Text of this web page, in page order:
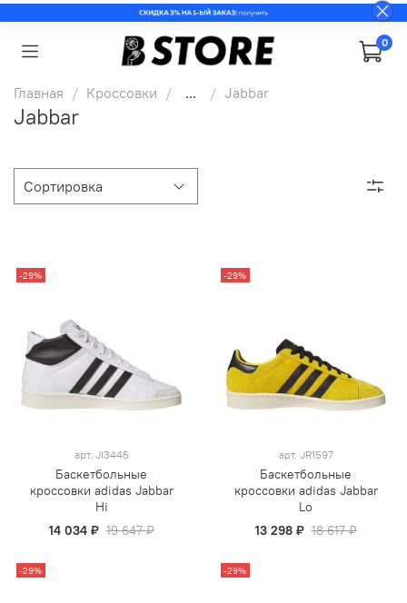
0
Главная Кроссовки ... Jabbar
Jabbar
-29%
арт. JI3445
Баскетбольные
кроссовки adidas Jabbar
Hi
14 034 ₽ 19 647 ₽
-29%
арт. JR1597
Баскетбольные
кроссовки adidas Jabbar
Lo
13 298 ₽ 18 617 ₽
-29% -29%